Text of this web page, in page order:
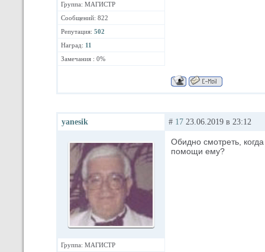
Группа: МАГИСТР
Сообщений: 822
Репутация: 502
Наград: 11
Замечания : 0%
yanesik
Группа: МАГИСТР
# 17 23.06.2019 в 23:12
Обидно смотреть,
помощи ему?